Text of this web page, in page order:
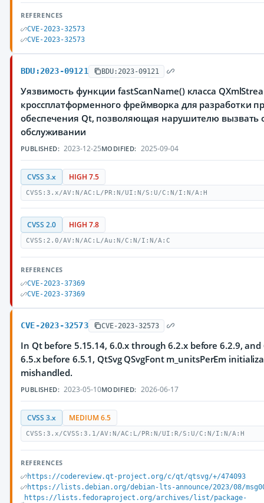
REFERENCES
CVE-2023-32573
CVE-2023-32573
BDU:2023-09121 BDU:2023-09121
Уязвимость функции fastScanName() класса
кроссплатформенного фреймворка для разработки
обеспечения Qt, позволяющая нарушителю вызвать
обслуживании
PUBLISHED: 2023-12-25MODIFIED: 2025-09-04
CVSS 3.x HIGH 7.5
CVSS:3.x/AV:N/AC:L/PR:N/UI:N/S:U/C:N/I:N/A:H
CVSS 2.0 HIGH 7.8
CVSS:2.0/AV:N/AC:L/Au:N/C:N/I:N/A:C
REFERENCES
CVE-2023-37369
CVE-2023-37369
CVE-2023-32573 CVE-2023-32573
In Qt before 5.15.14, 6.0.x through 6.2.x before 6.2.9,
6.5.x before 6.5.1, QtSvg QSvgFont m_unitsPerEm
mishandled.
PUBLISHED: 2023-05-10MODIFIED: 2026-06-17
CVSS 3.x MEDIUM 6.5
CVSS:3.x/CVSS:3.1/AV:N/AC:L/PR:N/UI:R/S:U/C:N/I:N/A:H
REFERENCES
https://codereview.qt-project.org/c/qt/qtsvg/+/474093
https://lists.debian.org/debian-lts-announce/2023/08/
https://lists.fedoraproject.org/archives/list/package-